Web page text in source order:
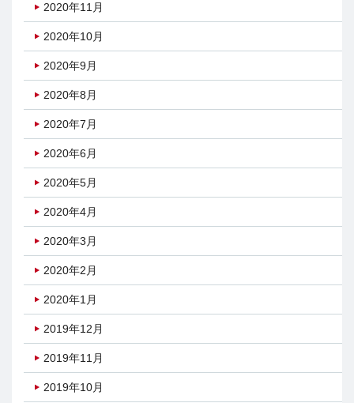
2020年11月
2020年10月
2020年9月
2020年8月
2020年7月
2020年6月
2020年5月
2020年4月
2020年3月
2020年2月
2020年1月
2019年12月
2019年11月
2019年10月